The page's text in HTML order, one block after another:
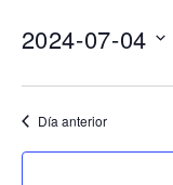
2024-07-04
Día anterior